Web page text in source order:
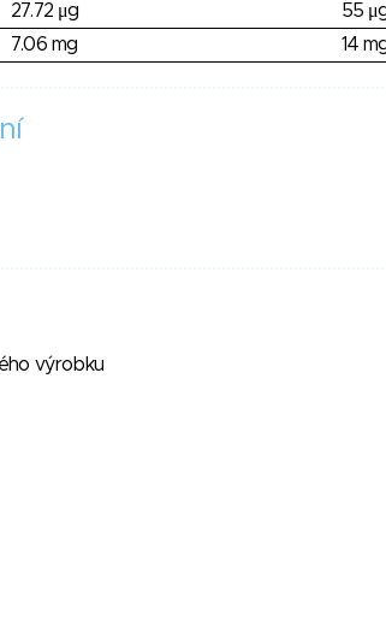
27.72 μg
55
7.06 mg 14
výrobku